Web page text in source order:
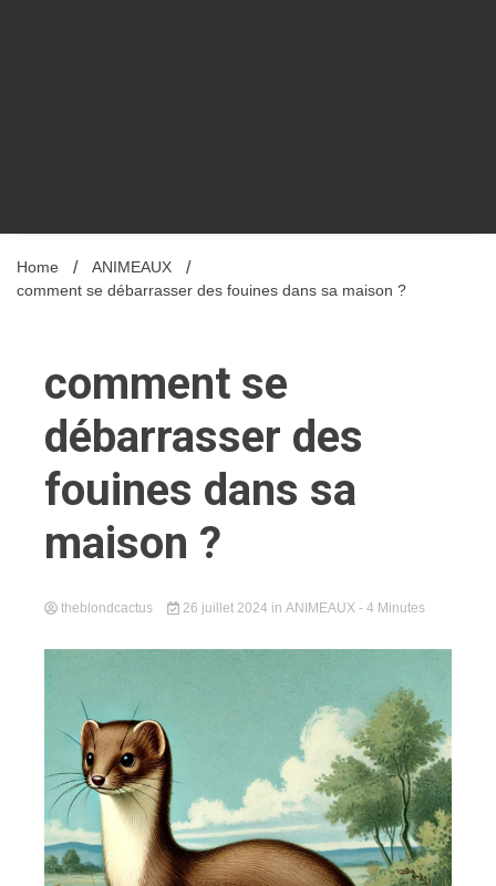
Home
ANIMEAUX
comment se débarrasser des fouines dans sa maison ?
comment se
débarrasser des
fouines dans sa
maison ?
theblondcactus 26 juillet 2024 in ANIMEAUX - 4 Minutes